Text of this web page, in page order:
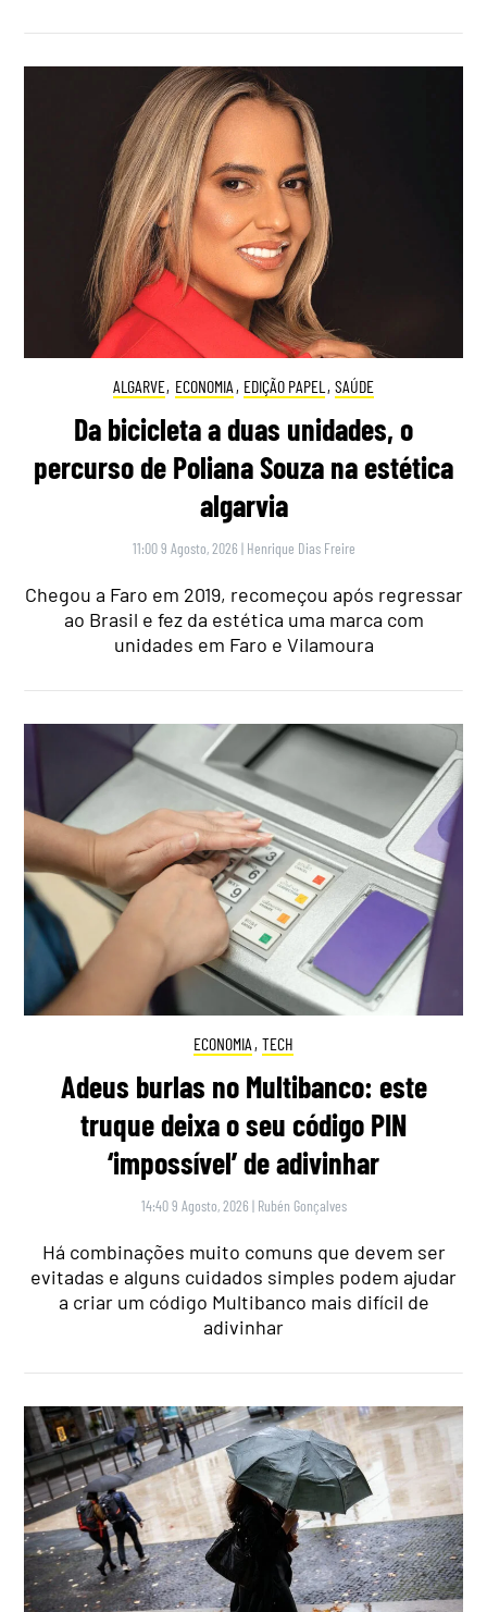
ALGARVE, ECONOMIA , EDIÇÃO PAPEL , SAÚDE
Da bicicleta a duas unidades, o
percurso de Poliana Souza na estética
algarvia
11:00 9 Agosto, 2026 | Henrique Dias Freire
Chegou a Faro em 2019, recomeçou após regressar
ao Brasil e fez da estética uma marca com
unidades em Faro e Vilamoura
ECONOMIA , TECH
Adeus burlas no Multibanco: este
truque deixa o seu código PIN
‘impossível’ de adivinhar
14:40 9 Agosto, 2026 | Rubén Gonçalves
Há combinações muito comuns que devem ser
evitadas e alguns cuidados simples podem ajudar
a criar um código Multibanco mais difícil de
adivinhar